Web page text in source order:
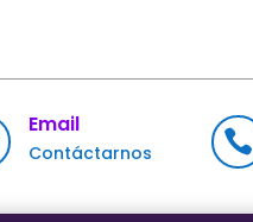
Email
Contáctarnos 